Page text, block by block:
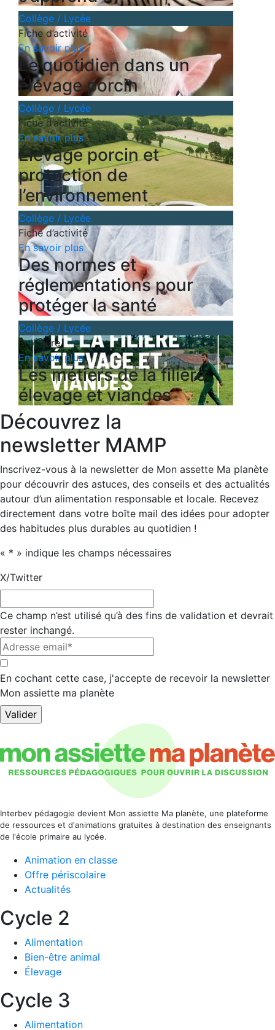
Collège / Lycée
Fiche d’activité
En savoir plus
Le quotidien dans un
élevage porcin
Collège / Lycée
Fiche d’activité
En savoir plus
Élevage porcin et
protection de
l’environnement
Collège / Lycée
Fiche d’activité
En savoir plus
Des normes et
réglementations pour
protéger la santé
Collège / Lycée
Brochure
En savoir plus
Les métiers de la filière
élevage et viandes
Découvrez la
newsletter MAMP
Inscrivez-vous à la newsletter de Mon assette Ma planète
pour découvrir des astuces, des conseils et des actualités
autour d’un alimentation responsable et locale. Recevez
directement dans votre boîte mail des idées pour adopter
des habitudes plus durables au quotidien !
« * » indique les champs nécessaires
X/Twitter
Ce champ n’est utilisé qu’à des fins de validation et devrait
rester inchangé.
Adresse
email**
*
En cochant cette case, j'accepte de recevoir la newsletter
Mon assiette ma planète
Interbev pédagogie devient Mon assiette Ma planète, une plateforme
de ressources et d'animations gratuites à destination des enseignants
de l'école primaire au lycée.
Animation en classe
Offre périscolaire
Actualités
Cycle 2
Alimentation
Bien-être animal
Élevage
Cycle 3
Alimentation